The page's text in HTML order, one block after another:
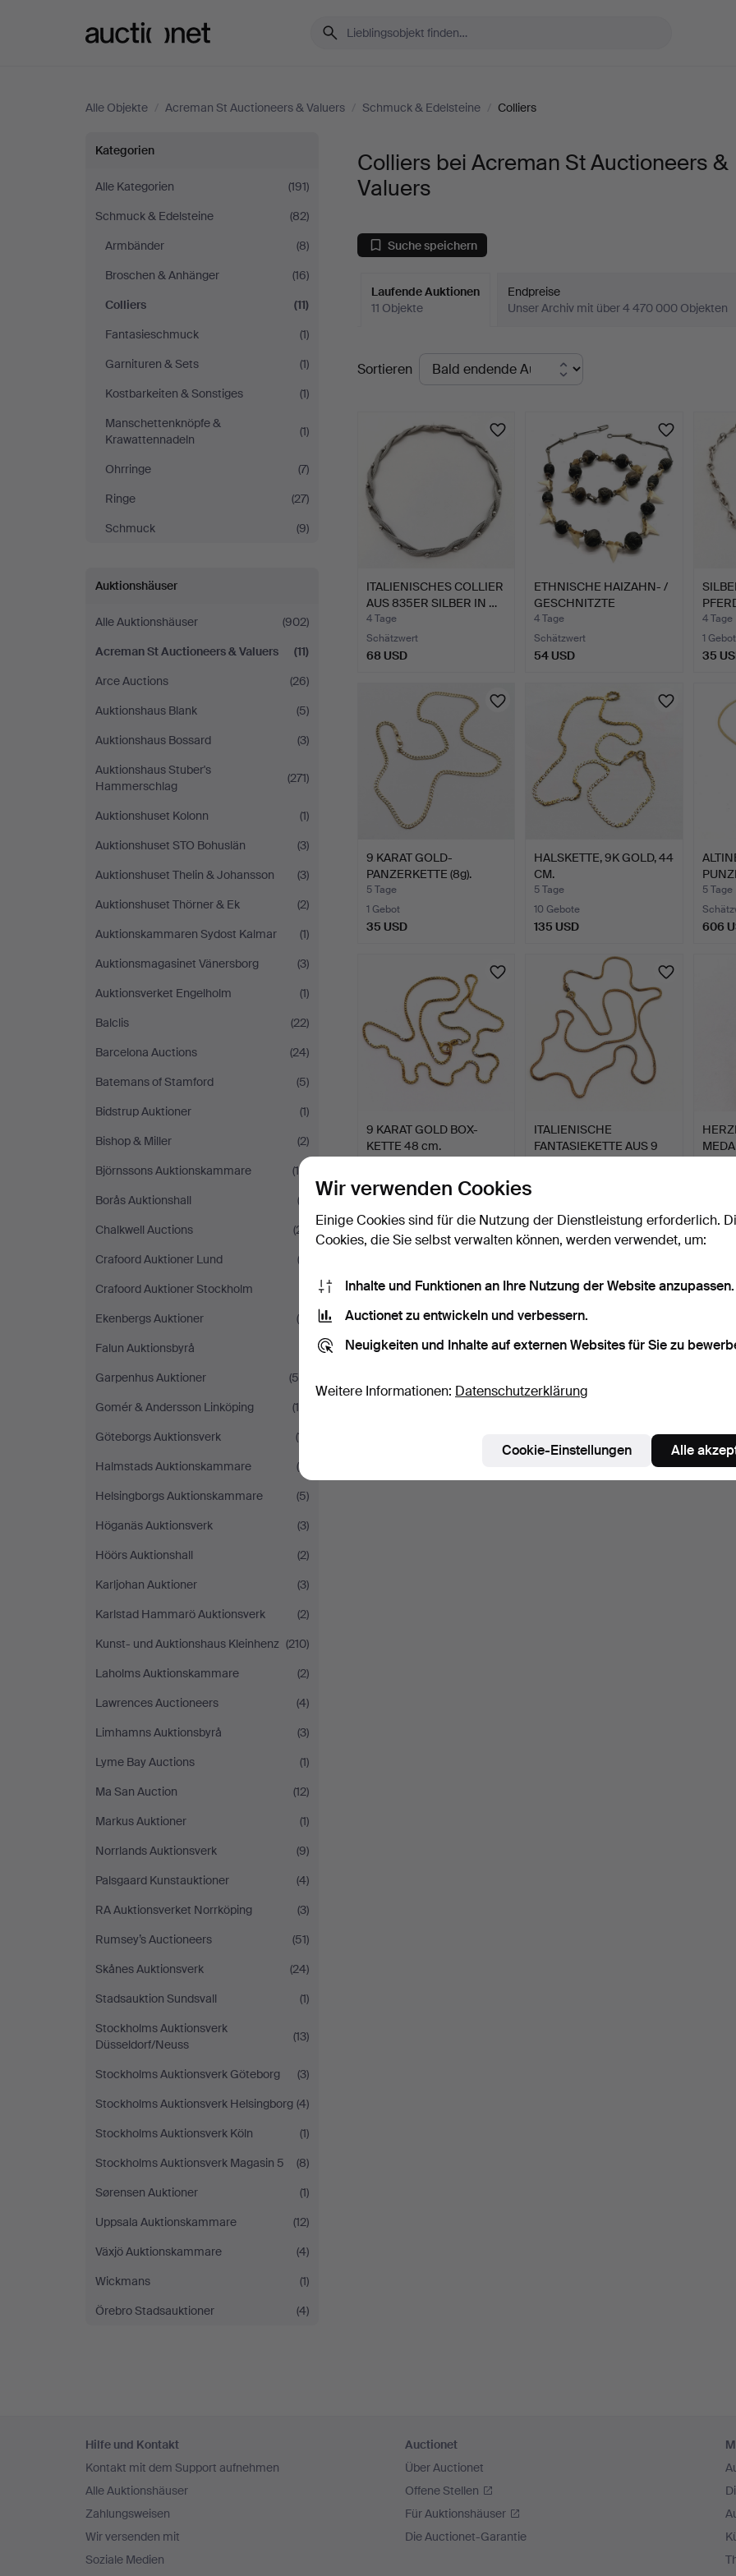
Alle Objekte / Acreman St Auctioneers & Valuers / Schmuck & Edelsteine / Colliers
Colliers
bei
Acreman
St
Auctioneers
Valuers
Kategorien
Alle Kategorien
(191)
Schmuck & Edelsteine
(82)
Armbänder
(8)
Broschen & Anhänger
(16)
Colliers
(11)
Fantasieschmuck
(1)
Garnituren & Sets
(1)
Kostbarkeiten & Sonstiges
(1)
Manschettenknöpfe &
Krawattennadeln
(1)
Ohrringe
(7)
Ringe
(27)
Schmuck
(9)
Auktionshäuser
Alle Auktionshäuser
(902)
Acreman St Auctioneers & Valuers
(11)
Arce Auctions
(26)
Auktionshaus Blank
(5)
Auktionshaus Bossard
(3)
Auktionshaus Stuber's
Hammerschlag
(271)
Auktionshuset Kolonn
(1)
Auktionshuset STO Bohuslän
(3)
Auktionshuset Thelin & Johansson
(3)
Auktionshuset Thörner & Ek
(2)
Auktionskammaren Sydost Kalmar
(1)
Auktionsmagasinet Vänersborg
(3)
Auktionsverket Engelholm
(1)
Balclis
(22)
Barcelona Auctions
(24)
Batemans of Stamford
(5)
Bidstrup Auktioner
(1)
Bishop & Miller
(2)
Björnssons Auktionskammare
(10)
Borås Auktionshall
(2)
Chalkwell Auctions
(21)
Crafoord Auktioner Lund
(2)
Crafoord Auktioner Stockholm
Ekenbergs Auktioner
(5)
Falun Auktionsbyrå
Garpenhus Auktioner
(50)
Gomér & Andersson Linköping
(19)
Göteborgs Auktionsverk
(11)
Halmstads Auktionskammare
(5)
Helsingborgs Auktionskammare
(5)
Höganäs Auktionsverk
(3)
Höörs Auktionshall
(2)
Karljohan Auktioner
(3)
Karlstad Hammarö Auktionsverk
(2)
Kunst- und Auktionshaus Kleinhenz (210)
Laholms Auktionskammare
(2)
Lawrences Auctioneers
(4)
Limhamns Auktionsbyrå
(3)
Lyme Bay Auctions
(1)
Ma San Auction
(12)
Markus Auktioner
(1)
Norrlands Auktionsverk
(9)
Palsgaard Kunstauktioner
(4)
RA Auktionsverket Norrköping
(3)
Rumsey’s Auctioneers
(51)
Skånes Auktionsverk
(24)
Stadsauktion Sundsvall
(1)
Stockholms Auktionsverk
Düsseldorf/Neuss
(13)
Stockholms Auktionsverk Göteborg
(3)
Stockholms Auktionsverk Helsingborg (4)
Stockholms Auktionsverk Köln
(1)
Stockholms Auktionsverk Magasin 5
(8)
Sørensen Auktioner
(1)
Uppsala Auktionskammare
(12)
Växjö Auktionskammare
(4)
Wickmans
(1)
Örebro Stadsauktioner
(4)
Colliers bei Acreman St Auctioneers &
Valuers
Suche speichern
Laufende Auktionen
11 Objekte
Endpreise
Unser Archiv mit über 4 470 000 Objekten
Laufende
Auktionen
Sortieren
ITALIENISCHES COLLIER
AUS 835ER SILBER IN …
4 Tage
Schätzwert
68 USD
ETHNISCHE HAIZAHN- /
GESCHNITZTE
PERLENKET…
4 Tage
Schätzwert
54 USD
4 Tage
1 Gebot
35
9 KARAT GOLD-
PANZERKETTE (8g).
5 Tage
1 Gebot
35 USD
HALSKETTE, 9K GOLD, 44
CM.
5 Tage
10 Gebote
135 USD
5 Tage
606
9 KARAT GOLD BOX-
KETTE 48 cm.
5 Tage
35 USD
ITALIENISCHE
FANTASIEKETTE AUS 9
5 Tage
5 Tage
Suche speichern
Sie können auch in Beendete Auktionen aus unserem Archiv
Navigation
Hilfe und Kontakt
Kontakt mit dem Support aufnehmen
Alle Auktionshäuser
Zahlungsweisen
Wir versenden mit
Soziale Medien
Auctionet
Über Auctionet
Offene Stellen
Für Auktionshäuser
Die Auctionet-Garantie
Wir verwenden Cookies
Einige Cookies sind für die Nutzung der Dienstleistung erforderlich.
Cookies, die Sie selbst verwalten können, werden verwendet, um:
Inhalte und Funktionen an Ihre Nutzung der Website anzupassen.
Auctionet zu entwickeln und verbessern.
Neuigkeiten und Inhalte auf externen Websites für Sie zu
Weitere Informationen: Datenschutzerklärung
Cookie-Einstellungen Alle